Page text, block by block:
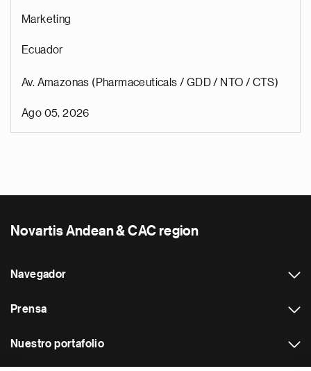
Marketing
Ecuador
Av. Amazonas (Pharmaceuticals / GDD / NTO / CTS)
Ago 05, 2026
Novartis Andean & CAC region
Navegador
Prensa
Nuestro portafolio